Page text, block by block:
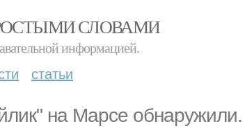
СЛОВАМИ
информацией.
статьи
на Марсе обнаружили.